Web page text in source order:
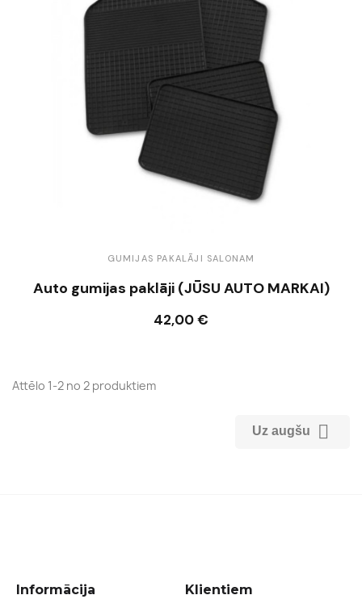
GUMIJAS PAKALĀJI SALONAM
Auto gumijas paklāji (JŪSU AUTO MARKAI)
42,00 €
Ielikt grozā
Attēlo 1-2 no 2 produktiem
Uz augšu 
Informācija Klientiem